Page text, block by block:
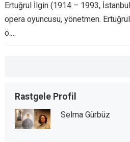
Ertuğrul İlgin (1914 – 1993,
opera oyuncusu, yönetmen.
ö.…
Rastgele Profil
Selma Gürbüz